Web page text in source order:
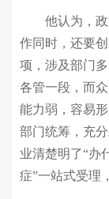
他认为，政
作同时，还要
项，涉及部门
各管一段，而
能力弱，容易
部门统筹，充
业清楚明了“办
症”一站式受理